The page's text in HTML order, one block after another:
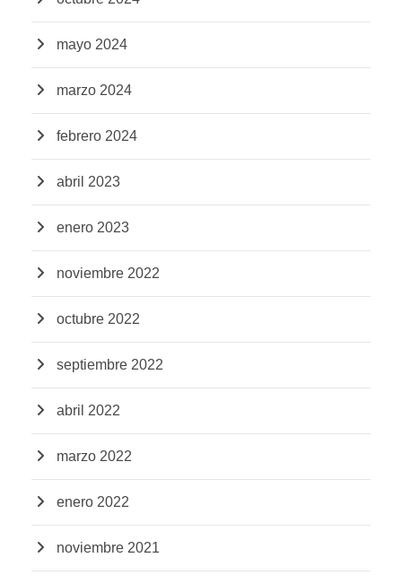
mayo 2024
marzo 2024
febrero 2024
abril 2023
enero 2023
noviembre 2022
octubre 2022
septiembre 2022
abril 2022
marzo 2022
enero 2022
noviembre 2021